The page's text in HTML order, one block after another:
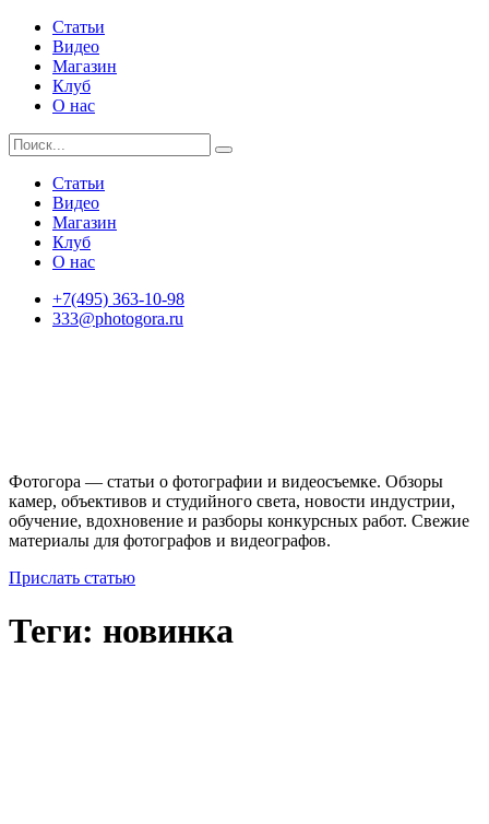
Статьи
Видео
Магазин
Клуб
О нас
Статьи
Видео
Магазин
Клуб
О нас
+7(495) 363-10-98
333@photogora.ru
Фотогора — статьи о фотографии и видеосъемке. Обзоры
камер, объективов и студийного света, новости индустрии,
обучение, вдохновение и разборы конкурсных работ. Свежие
материалы для фотографов и видеографов.
Прислать статью
Теги: новинка